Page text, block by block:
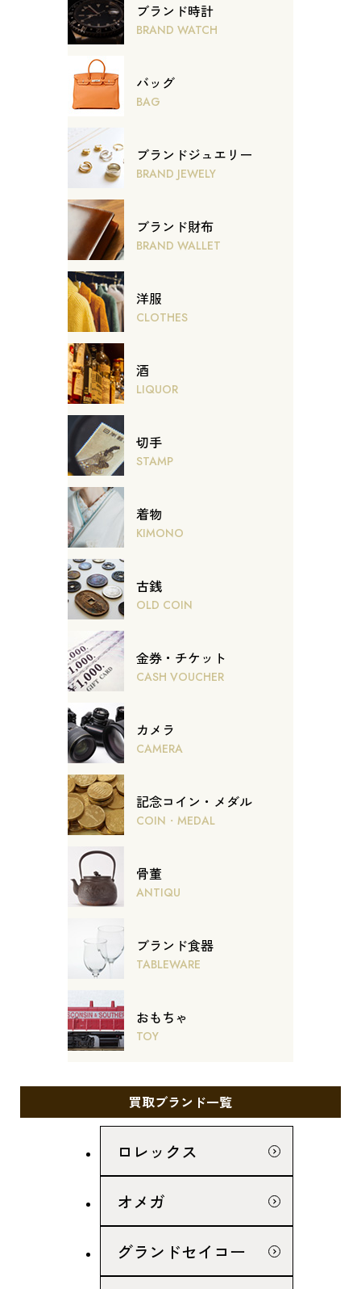
ブランド時計
BRAND WATCH
バッグ
BAG
ブランドジュエリー
BRAND JEWELY
ブランド財布
BRAND WALLET
洋服
CLOTHES
酒
LIQUOR
切手
STAMP
着物
KIMONO
古銭
OLD COIN
金券・チケット
CASH VOUCHER
カメラ
CAMERA
記念コイン・メダル
COIN・MEDAL
骨董
ANTIQU
ブランド食器
TABLEWARE
おもちゃ
TOY
買取ブランド一覧
ロレックス
オメガ
グランドセイコー